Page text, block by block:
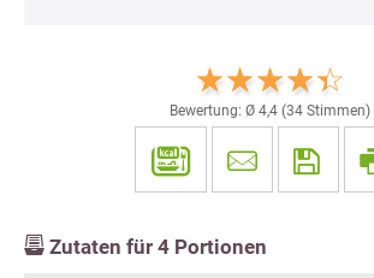
Bewertung: Ø 4,4(34Stimmen)
Zutaten für 4 Portionen